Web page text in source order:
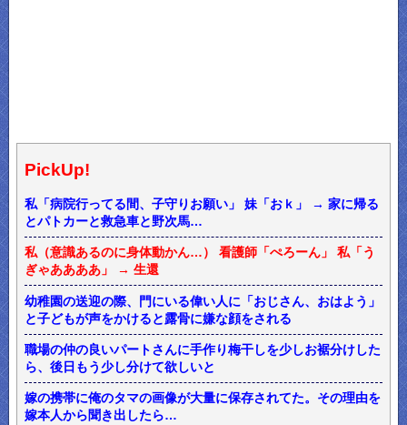
PickUp!
私「病院行ってる間、子守りお願い」 妹「おｋ」 → 家に帰る
とパトカーと救急車と野次馬…
私（意識あるのに身体動かん…） 看護師「ぺろーん」 私「う
ぎゃああああ」 → 生還
幼稚園の送迎の際、門にいる偉い人に「おじさん、おはよう」
と子どもが声をかけると露骨に嫌な顔をされる
職場の仲の良いパートさんに手作り梅干しを少しお裾分けした
ら、後日もう少し分けて欲しいと
嫁の携帯に俺のタマの画像が大量に保存されてた。その理由を
嫁本人から聞き出したら…